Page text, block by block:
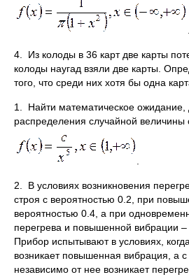
4. Из колоды в 36 карт две карты
колоды наугад взяли две карты.
того, что среди них хотя бы одна
1. Найти математическое
распределения случайной величины
2. В условиях возникновения
строя с вероятностью 0.2, при
вероятностью 0.4, а при
перегрева и повышенной вибрации –
Прибор испытывают в условиях,
возникает повышенная вибрация, а
независимо от нее возникает